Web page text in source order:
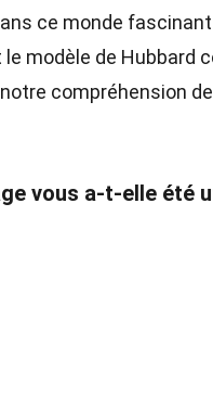
ce monde
modèle de Hubbard
compréhension
vous a-t-elle été